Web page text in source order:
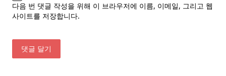
다음 번 댓글 작성을 위해 이 브라우저에 이름, 이메일, 그리고 웹
사이트를 저장합니다.